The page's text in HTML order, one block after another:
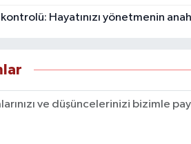
Hayatınızı yönetmenin